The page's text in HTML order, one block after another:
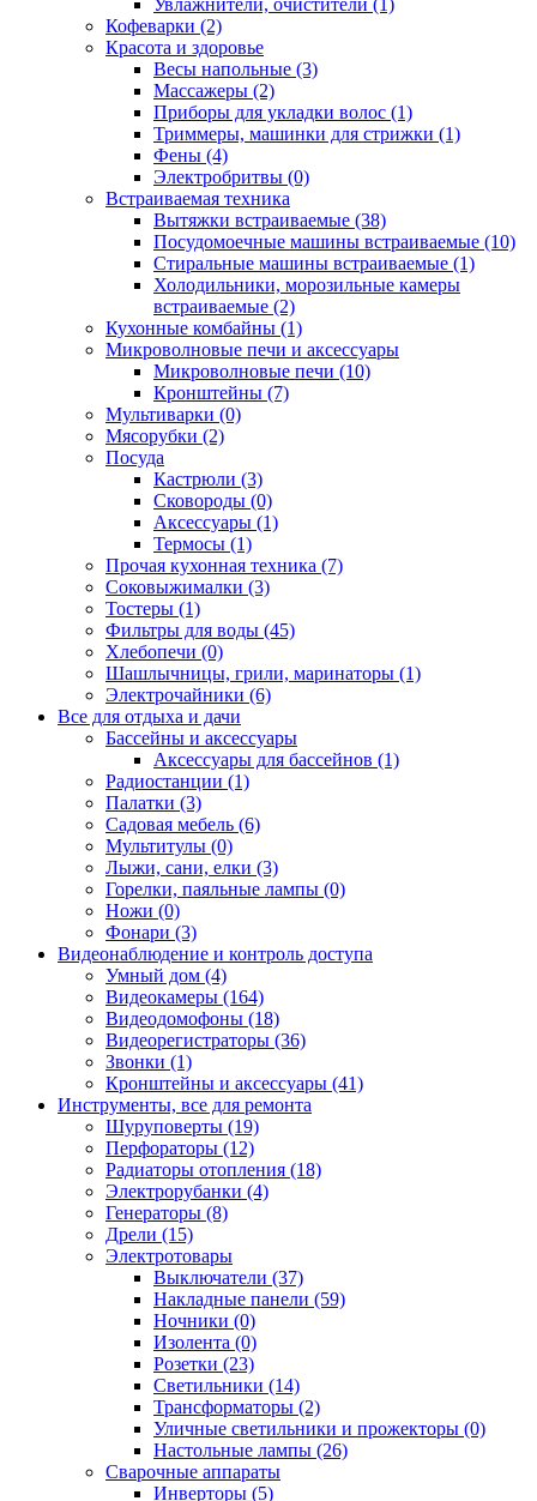
Увлажнители, очистители (1)
Кофеварки (2)
Красота и здоровье
Весы напольные (3)
Массажеры (2)
Приборы для укладки волос (1)
Триммеры, машинки для стрижки (1)
Фены (4)
Электробритвы (0)
Встраиваемая техника
Вытяжки встраиваемые (38)
Посудомоечные машины встраиваемые (10)
Стиральные машины встраиваемые (1)
Холодильники, морозильные камеры
встраиваемые (2)
Кухонные комбайны (1)
Микроволновые печи и аксессуары
Микроволновые печи (10)
Кронштейны (7)
Мультиварки (0)
Мясорубки (2)
Посуда
Кастрюли (3)
Сковороды (0)
Аксессуары (1)
Термосы (1)
Прочая кухонная техника (7)
Соковыжималки (3)
Тостеры (1)
Фильтры для воды (45)
Хлебопечи (0)
Шашлычницы, грили, маринаторы (1)
Электрочайники (6)
Все для отдыха и дачи
Бассейны и аксессуары
Аксессуары для бассейнов (1)
Радиостанции (1)
Палатки (3)
Садовая мебель (6)
Мультитулы (0)
Лыжи, сани, елки (3)
Горелки, паяльные лампы (0)
Ножи (0)
Фонари (3)
Видеонаблюдение и контроль доступа
Умный дом (4)
Видеокамеры (164)
Видеодомофоны (18)
Видеорегистраторы (36)
Звонки (1)
Кронштейны и аксессуары (41)
Инструменты, все для ремонта
Шуруповерты (19)
Перфораторы (12)
Радиаторы отопления (18)
Электрорубанки (4)
Генераторы (8)
Дрели (15)
Электротовары
Выключатели (37)
Накладные панели (59)
Ночники (0)
Изолента (0)
Розетки (23)
Светильники (14)
Трансформаторы (2)
Уличные светильники и прожекторы (0)
Настольные лампы (26)
Сварочные аппараты
Инверторы (5)